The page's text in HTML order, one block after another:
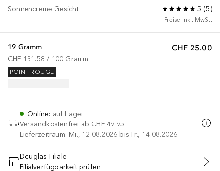
Sonnencreme Gesicht 5 (5)
Preise inkl. MwSt.
CHF 25.00
19 Gramm
CHF 131.58 / 100 Gramm
POINT ROUGE
Online: auf Lager
Versandkostenfrei ab CHF 49.95
Lieferzeitraum: Mi., 12.08.2026 bis Fr., 14.08.2026
IN DEN WARENKORB
Douglas-Filiale
Filialverfügbarkeit prüfen